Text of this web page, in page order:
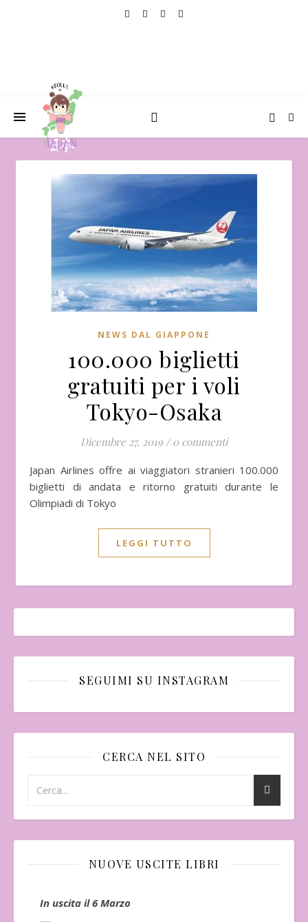
NEWS DAL GIAPPONE
100.000 biglietti
gratuiti per i voli
Tokyo-Osaka
Dicembre 27, 2019 / 0 commenti
Japan Airlines offre ai viaggiatori stranieri 100.000
biglietti di andata e ritorno gratuiti durante le
Olimpiadi di Tokyo
LEGGI TUTTO
SEGUIMI SU INSTAGRAM
CERCA NEL SITO
NUOVE USCITE LIBRI
In uscita il 6 Marzo